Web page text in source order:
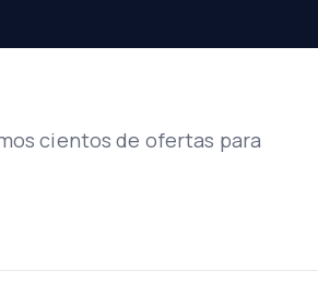
cientos de ofertas para